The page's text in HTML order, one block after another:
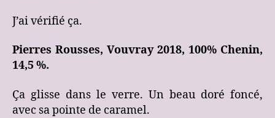
J’ai vérifié ça.
Pierres Rousses, Vouvray 2018, 100% Chenin,
14,5 %.
Ça glisse dans le verre. Un beau doré foncé,
avec sa pointe de caramel.